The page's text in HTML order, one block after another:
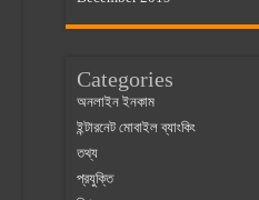
Categories
অনলাইন ইনকাম
ইন্টারনেট মোবাইল ব্যাংকিং
তথ্য
প্রযুক্তি